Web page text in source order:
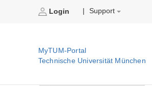
Login Support
MyTUM-Portal
Technische Universität München